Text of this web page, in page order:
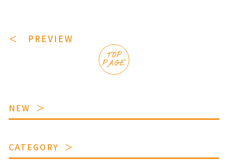
＜ PREVIEW
TOP
PAGE
NEW
CATEGORY